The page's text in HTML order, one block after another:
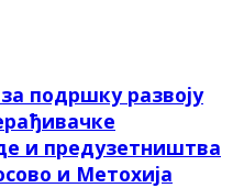
подршку развоју
и предузетништва
и Метохија